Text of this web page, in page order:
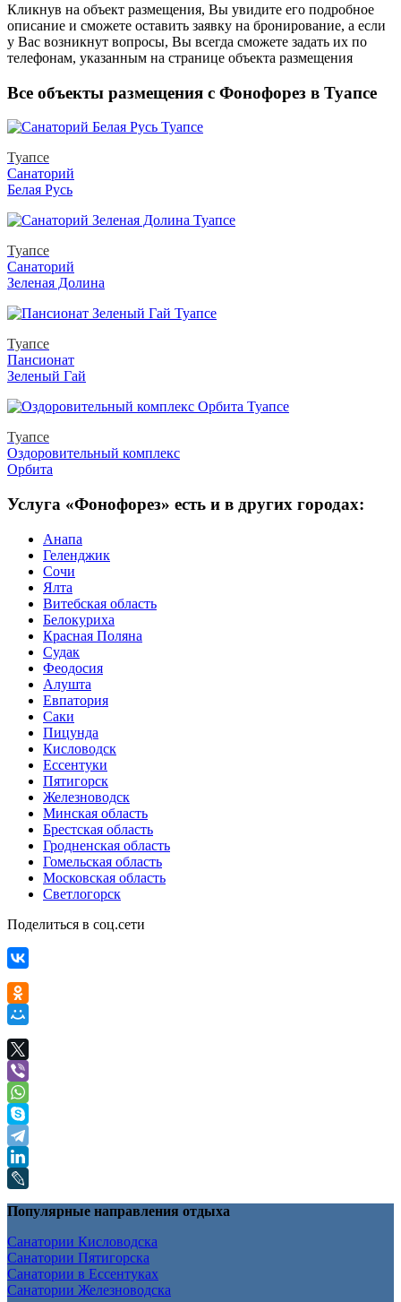
Кликнув на объект размещения, Вы увидите его подробное
описание и сможете оставить заявку на бронирование, а если
у Вас возникнут вопросы, Вы всегда сможете задать их по
телефонам, указанным на странице объекта размещения
Все объекты размещения с Фонофорез в Туапсе
Туапсе
Санаторий
Белая Русь
Туапсе
Санаторий
Зеленая Долина
Туапсе
Пансионат
Зеленый Гай
Туапсе
Оздоровительный комплекс
Орбита
Услуга «Фонофорез» есть и в других городах:
Анапа
Геленджик
Сочи
Ялта
Витебская область
Белокуриха
Красная Поляна
Судак
Феодосия
Алушта
Евпатория
Саки
Пицунда
Кисловодск
Ессентуки
Пятигорск
Железноводск
Минская область
Брестская область
Гродненская область
Гомельская область
Московская область
Светлогорск
Поделиться в соц.сети
Популярные направления отдыха
Санатории Кисловодска
Санатории Пятигорска
Санатории в Ессентуках
Санатории Железноводска